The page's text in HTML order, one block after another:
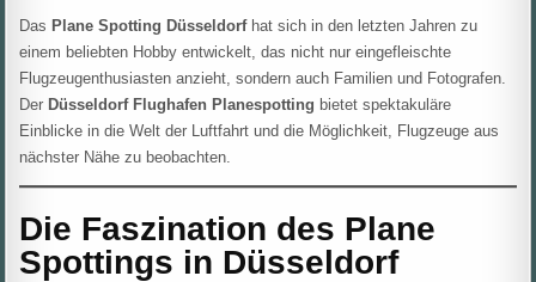
Das Plane Spotting Düsseldorfhat sich in den letzten Jahren zu
einem beliebten Hobby entwickelt, das nicht nur eingefleischte
Flugzeugenthusiasten anzieht, sondern auch Familien und Fotografen.
Der Düsseldorf Flughafen Planespotting bietet spektakuläre
Einblicke in die Welt der Luftfahrt und die Möglichkeit, Flugzeuge aus
nächster Nähe zu beobachten.
Die Faszination des Plane
Spottings in Düsseldorf